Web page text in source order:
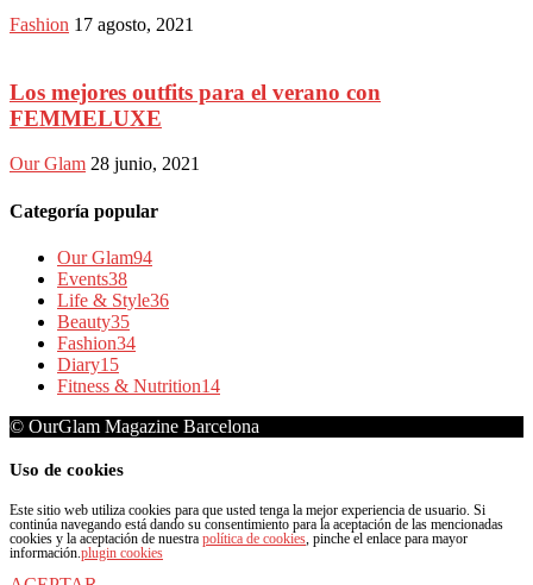
Fashion 17 agosto, 2021
Los mejores outfits para el verano con
FEMMELUXE
Our Glam 28 junio, 2021
Categoría popular
Our Glam94
Events38
Life & Style36
Beauty35
Fashion34
Diary15
Fitness & Nutrition14
© OurGlam Magazine Barcelona
Uso de cookies
Este sitio web utiliza cookies para que usted tenga la mejor experiencia de usuario. Si
continúa navegando está dando su consentimiento para la aceptación de las mencionadas
cookies y la aceptación de nuestra política de cookies, pinche el enlace para mayor
información.plugin cookies